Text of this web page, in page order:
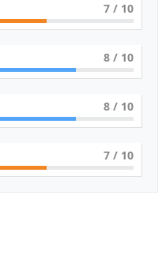
7 / 10
8 / 10
8 / 10
7 / 10